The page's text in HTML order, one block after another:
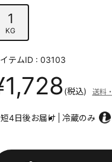
1
KG
テムID : 03103
(税込) 送料
4日後お届け 冷蔵のみ